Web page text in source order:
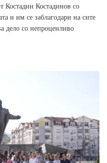
Костадин Костадинов со
и им се заблагодари на сите
дело со непроценливо